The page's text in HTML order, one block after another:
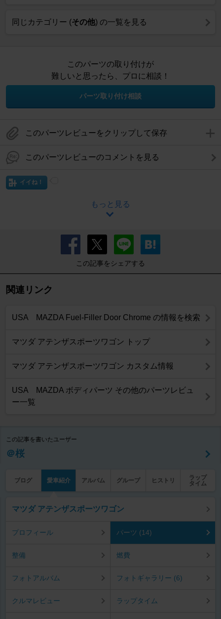
同じカテゴリー (その他) の一覧を見る
このパーツの取り付けが
難しいと思ったら、プロに相談！
パーツ取り付け相談
このパーツレビューをクリップして保存
このパーツレビューのコメントを見る
イイね！
もっと見る
この記事をシェアする
関連リンク
USA MAZDA Fuel-Filler Door Chrome の情報を検索
マツダ アテンザスポーツワゴン トップ
マツダ アテンザスポーツワゴン カスタム情報
USA MAZDA ボディパーツ その他のパーツレビュ
ー一覧
この記事を書いたユーザー
＠桜
ブログ 愛車紹介 アルバム グループ ヒストリ
ラップ
タイム
マツダ アテンザスポーツワゴン
プロフィール パーツ (14)
整備 燃費
フォトアルバム フォトギャラリー (6)
クルマレビュー ラップタイム